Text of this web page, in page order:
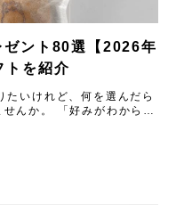
ント80選【2026年
トを紹介
いけれど、何を選んだら
んか。 「好みがわからな